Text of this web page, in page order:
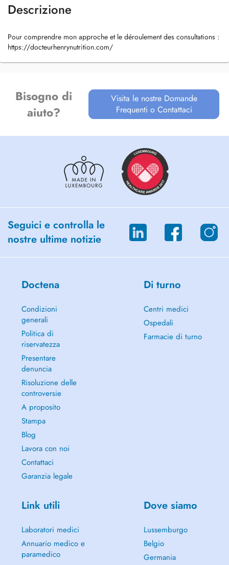
Descrizione
Pour comprendre mon approche et le déroulement des consultations :
https://docteurhenrynutrition.com/
Bisogno di
aiuto?
Visita le nostre Domande
Frequenti o Contattaci
Seguici e controlla le
nostre ultime notizie
Doctena
Condizioni
generali
Politica di
riservatezza
Presentare
denuncia
Risoluzione delle
controversie
A proposito
Stampa
Blog
Lavora con noi
Contattaci
Garanzia legale
Di turno
Centri medici
Ospedali
Farmacie di turno
Link utili
Laboratori medici
Annuario medico e
paramedico
Dove siamo
Lussemburgo
Belgio
Germania